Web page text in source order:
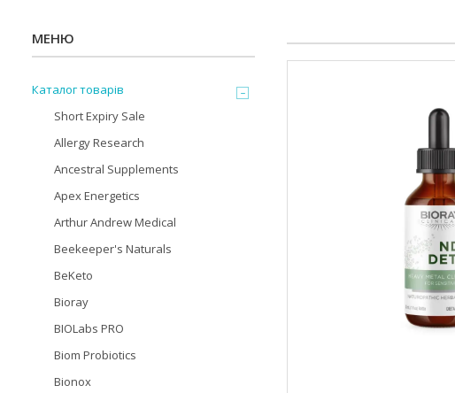
Каталог товарів
Short Expiry Sale
Allergy Research
Ancestral Supplements
Apex Energetics
Arthur Andrew Medical
Beekeeper's Naturals
BeKeto
Bioray
BIOLabs PRO
Biom Probiotics
Bionox